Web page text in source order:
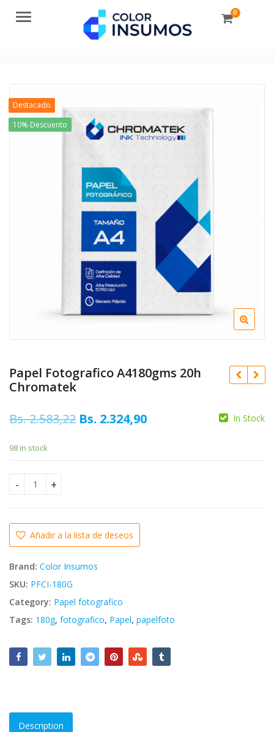
Menu 0
Destacado
10% Descuento
Papel Fotografico A4180gms 20h
Chromatek
Bs.2.583,22 Original
Bs. 2.324,90Current
In Stock
98 in stock
Papel Fotografico A4180gms 20h Chromatek quantity
Añadir a la lista de deseos
Brand: Color Insumos
SKU: PFCI-180G
Category: Papel fotografico
Tags: 180g, fotografico, Papel, papelfoto
Description